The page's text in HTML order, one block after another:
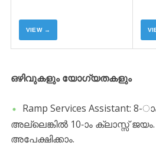
VIEW →
ഒഴിവുകളും യോഗ്യതകളും
​Ramp Services Assistant: 8-
അല്ലെങ്കിൽ 10-ാം ക്ലാസ്സ്
അപേക്ഷിക്കാം.